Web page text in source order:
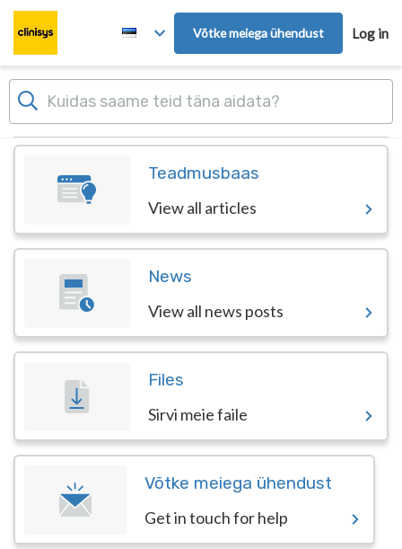
Skip to main content
Võtke meiega ühendust Log in
Teadmusbaas
View all articles
News
View all news posts
Files
Sirvi meie faile
Võtke meiega ühendust
Get in touch for help